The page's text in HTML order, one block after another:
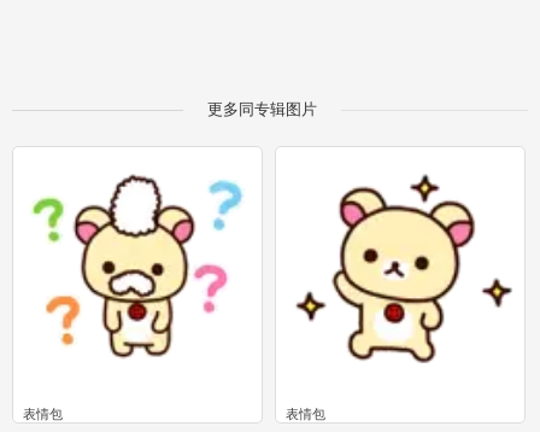
更多同专辑图片
表情包
表情包